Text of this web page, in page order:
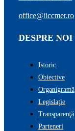
office@iiccmer.ro
DESPRE NOI
Istoric
Obiective
Organigramă
Legislație
Transparenţă
Parteneri